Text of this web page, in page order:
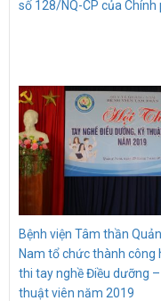
số 128/NQ-CP của Chính
Bệnh viện Tâm thần
Nam tổ chức thành công
thi tay nghề Điều dưỡng –
thuật viên năm 2019